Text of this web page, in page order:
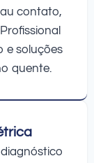
contato,
e soluções
quente.